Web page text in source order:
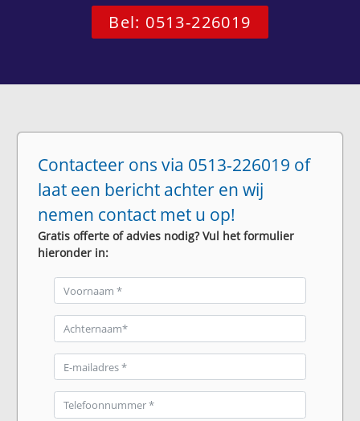
Bel: 0513-226019
Contacteer ons via 0513-226019 of
laat een bericht achter en wij
nemen contact met u op!
Gratis offerte of advies nodig? Vul het formulier
hieronder in: